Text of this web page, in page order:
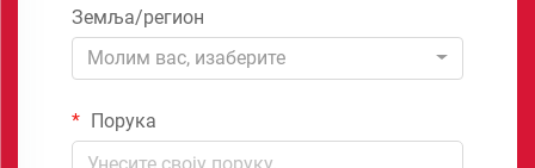
Земља/регион
Молим вас, изаберите
Порука